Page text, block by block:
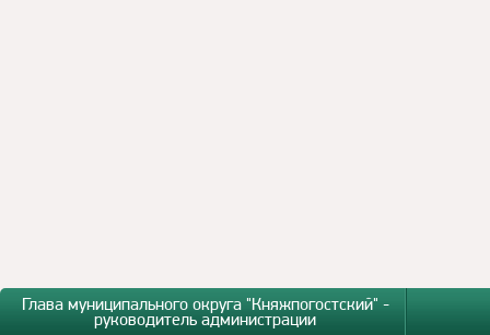
Глава муниципального округа "Княжпогостский" -
руководитель администрации